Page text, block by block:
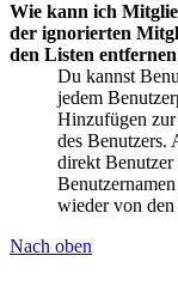
Wie kann ich
der ignorierten
den Listen
Du kannst
jedem
Hinzufügen
des Benutzers.
direkt Benutzer
wieder von
Nach oben